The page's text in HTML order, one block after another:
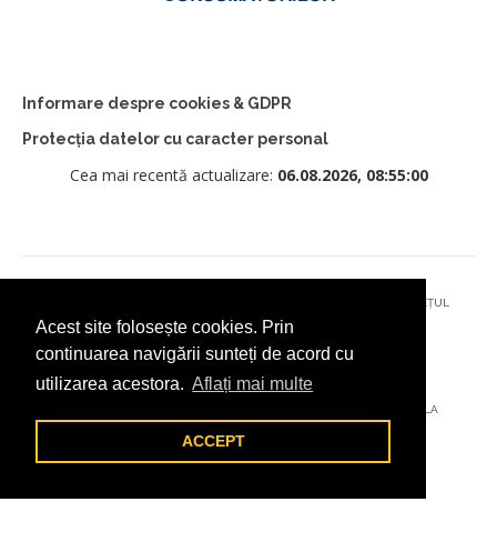
Acest site folosește cookies. Prin
continuarea navigării sunteți de acord cu
utilizarea acestora. Aflați mai multe
ACCEPT
Informare despre cookies & GDPR
Protecția datelor cu caracter personal
Cea mai recentă actualizare: 06.08.2026, 08:55:00
© 2026 - PRIMĂRIA MUNICIPIULUI CÂMPULUNG MOLDOVENESC, JUDEȚUL
SUCEAVA
AȚI ÎNTÂMPINAT O PROBLEMĂ TEHNICĂ? TRIMITEȚI-NE UN EMAIL LA
DIGITAL@ADDICTAD.RO